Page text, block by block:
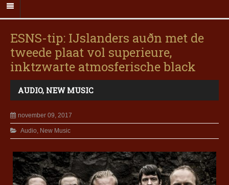
ESNS-tip: IJslanders auðn met de
tweede plaat vol superieure,
inktzwarte atmosferische black
AUDIO, NEW MUSIC
november 09, 2017
Audio, New Music